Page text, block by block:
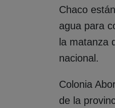
Chaco
agua para
la matanza
nacional.
Colonia
de la